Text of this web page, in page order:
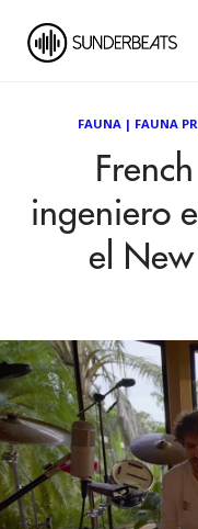
FAUNA | FAUNA
ingeniero
el New